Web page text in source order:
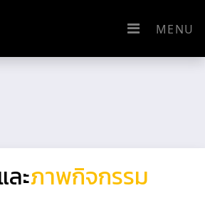
MENU
ะภาพกิจกรรม